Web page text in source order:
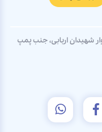
شهیدان اربابی، جنب پمپ